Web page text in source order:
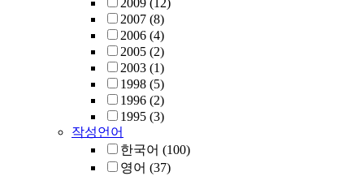
2009 (12)
2007 (8)
2006 (4)
2005 (2)
2003 (1)
1998 (5)
1996 (2)
1995 (3)
작성언어
한국어 (100)
영어 (37)